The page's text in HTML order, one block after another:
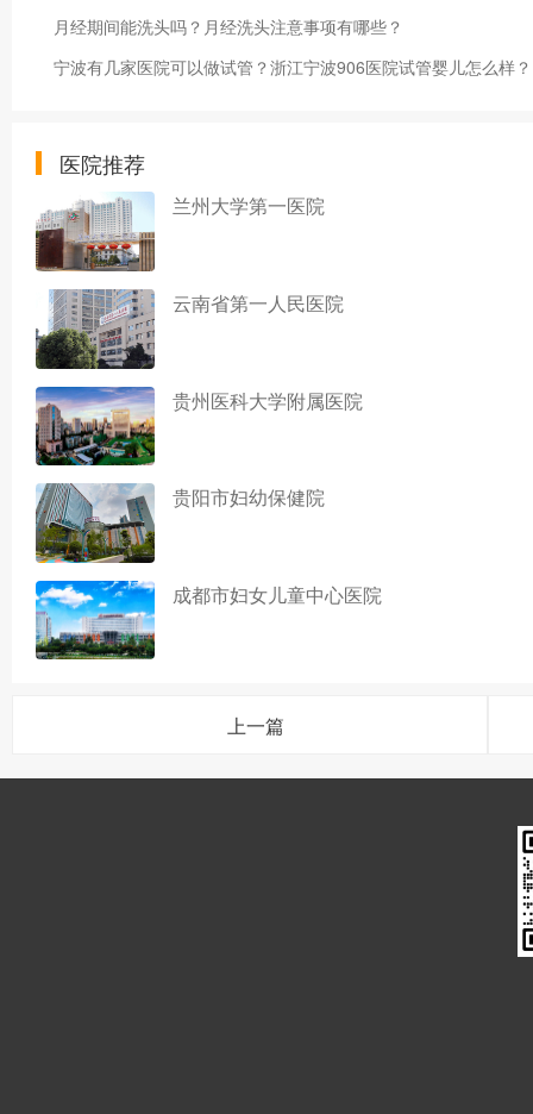
月经期间能洗头吗？月经洗头注意事项有哪些？
宁波有几家医院可以做试管？浙江宁波906医院试管婴儿怎么样？
医院推荐
兰州大学第一医院
云南省第一人民医院
贵州医科大学附属医院
贵阳市妇幼保健院
成都市妇女儿童中心医院
上一篇